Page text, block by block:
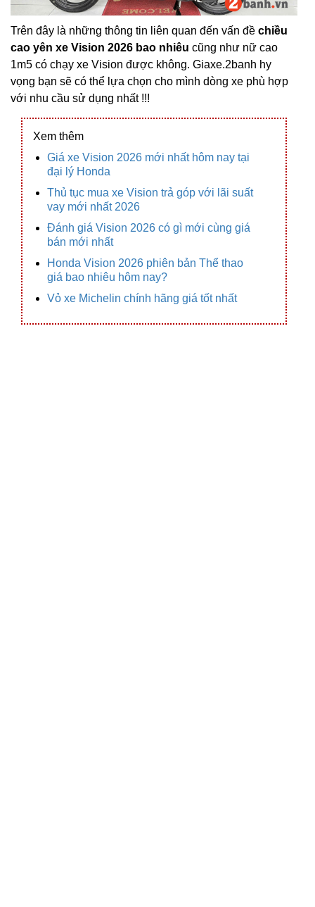
Trên đây là những thông tin liên quan đến vấn đề chiều
cao yên xe Vision 2026 bao nhiêu cũng như nữ cao
1m5 có chạy xe Vision được không. Giaxe.2banh hy
vọng bạn sẽ có thể lựa chọn cho mình dòng xe phù hợp
với nhu cầu sử dụng nhất !!!
Xem thêm
Giá xe Vision 2026 mới nhất hôm nay tại
đại lý Honda
Thủ tục mua xe Vision trả góp với lãi suất
vay mới nhất 2026
Đánh giá Vision 2026 có gì mới cùng giá
bán mới nhất
Honda Vision 2026 phiên bản Thể thao
giá bao nhiêu hôm nay?
Vỏ xe Michelin chính hãng giá tốt nhất